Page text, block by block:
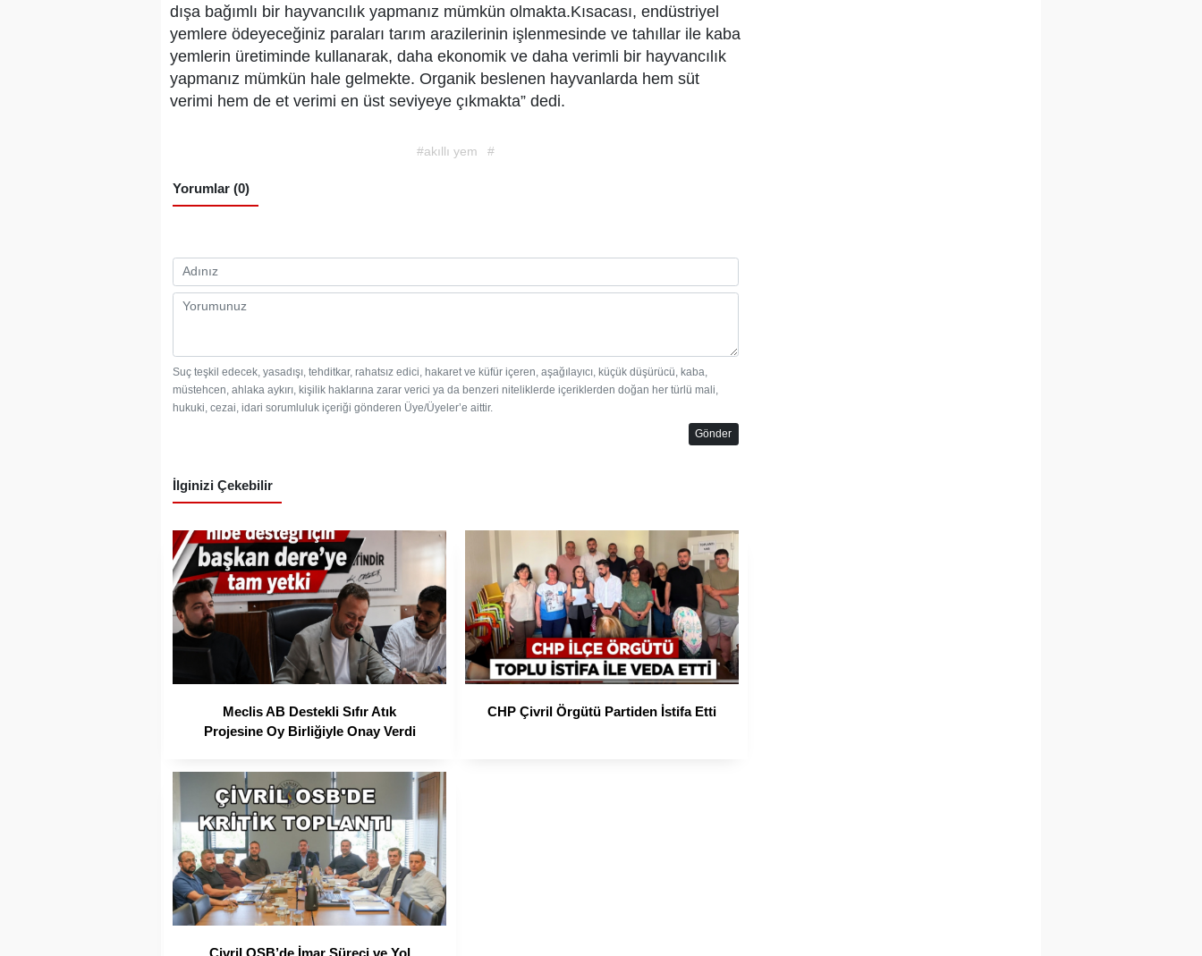
dışa bağımlı bir hayvancılık yapmanız mümkün olmakta.Kısacası, endüstriyel
yemlere ödeyeceğiniz paraları tarım arazilerinin işlenmesinde ve tahıllar ile kaba
yemlerin üretiminde kullanarak, daha ekonomik ve daha verimli bir hayvancılık
yapmanız mümkün hale gelmekte. Organik beslenen hayvanlarda hem süt
verimi hem de et verimi en üst seviyeye çıkmakta” dedi.
#akıllı yem #
Yorumlar (0)
Suç teşkil edecek, yasadışı, tehditkar, rahatsız edici, hakaret ve küfür içeren, aşağılayıcı, küçük düşürücü, kaba,
müstehcen, ahlaka aykırı, kişilik haklarına zarar verici ya da benzeri niteliklerde içeriklerden doğan her türlü mali,
hukuki, cezai, idari sorumluluk içeriği gönderen Üye/Üyeler’e aittir.
Gönder
İlginizi Çekebilir
Meclis AB Destekli Sıfır Atık
Projesine Oy Birliğiyle Onay Verdi
CHP Çivril Örgütü Partiden İstifa Etti